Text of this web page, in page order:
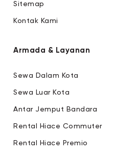
Sitemap
Kontak Kami
Armada & Layanan
Sewa Dalam Kota
Sewa Luar Kota
Antar Jemput Bandara
Rental Hiace Commuter
Rental Hiace Premio